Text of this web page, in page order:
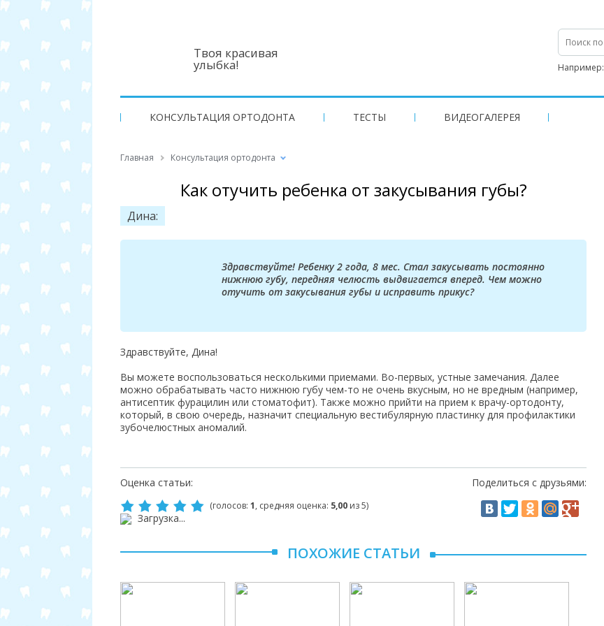
Твоя красивая
улыбка! Например:
КОНСУЛЬТАЦИЯ ОРТОДОНТА ТЕСТЫ ВИДЕОГАЛЕРЕЯ
Главная Консультация ортодонта
Как отучить ребенка от закусывания губы?
Дина:
Здравствуйте! Ребенку 2 года, 8 мес. Стал закусывать постоянно
нижнюю губу, передняя челюсть выдвигается вперед. Чем можно
отучить от закусывания губы и исправить прикус?
Здравствуйте, Дина!
Вы можете воспользоваться несколькими приемами. Во-первых, устные замечания. Далее
можно обрабатывать часто нижнюю губу чем-то не очень вкусным, но не вредным (например,
антисептик фурацилин или стоматофит). Также можно прийти на прием к врачу-ортодонту,
который, в свою очередь, назначит специальную вестибулярную пластинку для профилактики
зубочелюстных аномалий.
Оценка статьи:
(голосов: 1, средняя оценка: 5,00 из 5)
Загрузка...
Поделиться с друзьями:
ПОХОЖИЕ СТАТЬИ